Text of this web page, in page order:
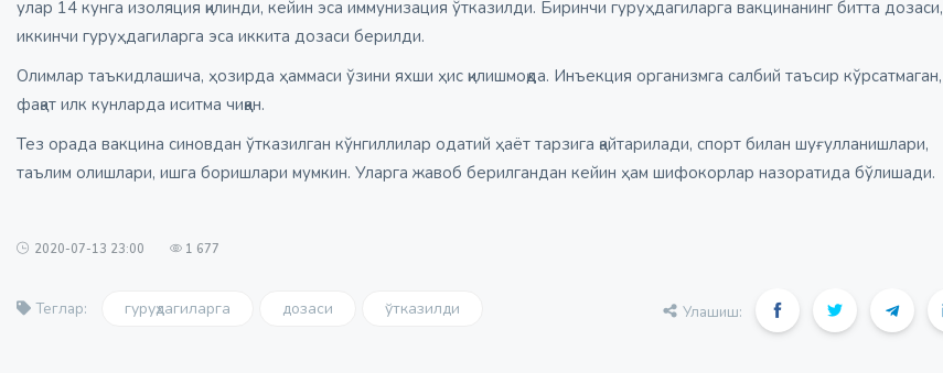
улар 14 кунга изоляция қилинди, кейин эса иммунизация ўтказилди. Биринчи гуруҳдагиларга вакцинанинг битта дозаси,
иккинчи гуруҳдагиларга эса иккита дозаси берилди.
Олимлар таъкидлашича, ҳозирда ҳаммаси ўзини яхши ҳис қилишмоқда. Инъекция организмга салбий таъсир кўрсатмаган,
фақат илк кунларда иситма чиққан.
Тез орада вакцина синовдан ўтказилган кўнгиллилар одатий ҳаёт тарзига қайтарилади, спорт билан шуғулланишлари,
таълим олишлари, ишга боришлари мумкин. Уларга жавоб берилгандан кейин ҳам шифокорлар назоратида бўлишади.
2020-07-13 23:00 1 677
Теглар: гуруҳдагиларга дозаси ўтказилди Улашиш: